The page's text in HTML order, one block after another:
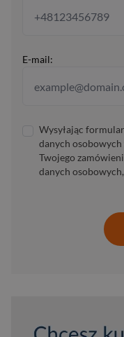
E-mail:
Wysyłając
danych
Twojego
danych